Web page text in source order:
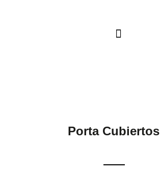
Porta Cubiertos